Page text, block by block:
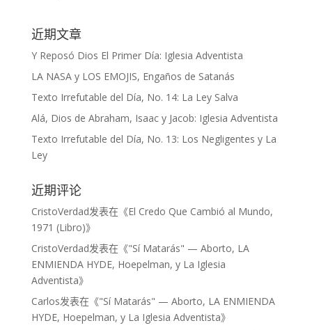
近期文章
Y Reposó Dios El Primer Día: Iglesia Adventista
LA NASA y LOS EMOJIS, Engaños de Satanás
Texto Irrefutable del Día, No. 14: La Ley Salva
Alá, Dios de Abraham, Isaac y Jacob: Iglesia Adventista
Texto Irrefutable del Día, No. 13: Los Negligentes y La
Ley
近期评论
CristoVerdad发表在《El Credo Que Cambió al Mundo,
1971 (Libro)》
CristoVerdad发表在《"Sí Matarás" — Aborto, LA
ENMIENDA HYDE, Hoepelman, y La Iglesia
Adventista》
Carlos发表在《"Sí Matarás" — Aborto, LA ENMIENDA
HYDE, Hoepelman, y La Iglesia Adventista》